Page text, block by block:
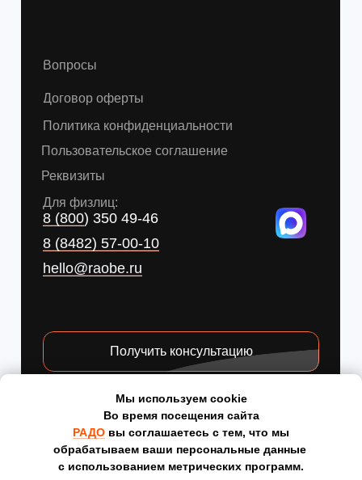
Мы используем cookie
Во время посещения сайта
РАДО вы соглашаетесь с тем, что мы
обрабатываем ваши персональные данные
с использованием метрических программ.